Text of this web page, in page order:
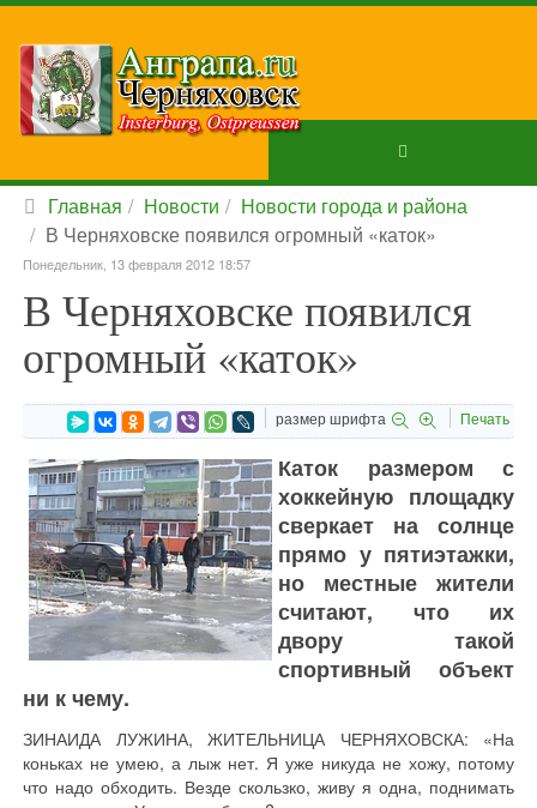
Главная Новости
Новости города и района
В Черняховске появился огромный «каток»
Понедельник, 13 февраля 2012 18:57
В Черняховске появился
огромный «каток»
размер шрифта Печать
Каток размером с
хоккейную площадку
сверкает на солнце
прямо у пятиэтажки,
но местные жители
считают, что их
двору такой
спортивный объект
ни к чему.
ЗИНАИДА ЛУЖИНА, ЖИТЕЛЬНИЦА ЧЕРНЯХОВСКА: «На
коньках не умею, а лыж нет. Я уже никуда не хожу, потому
что надо обходить. Везде скользко, живу я одна, поднимать